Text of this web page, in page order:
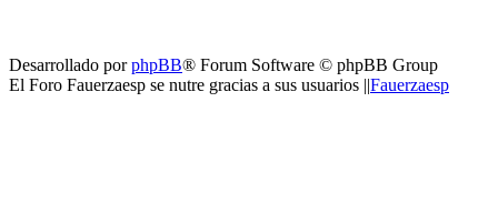
Desarrollado porphpBB® Forum Software © phpBB Group
El Foro Fauerzaesp se nutre gracias a sus usuarios ||Fauerzaesp